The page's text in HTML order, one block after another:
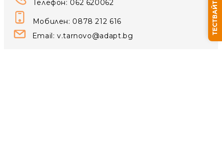
Телефон: 062 620062
Мобилен: 0878 212 616
Email:v.tarnovo@adapt.bg